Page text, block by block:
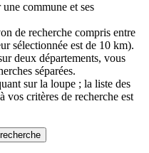
commune et ses
de recherche compris entre
sélectionnée est de 10 km).
deux départements, vous
séparées.
sur la loupe ; la liste des
vos critères de recherche est